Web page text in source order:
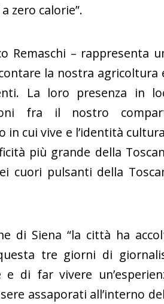
zero calorie”.
Remaschi – rappresenta
la nostra agricoltura
La loro presenza in
fra il nostro
cui vive e l’identità
più grande della
cuori pulsanti della
di Siena “la città ha
tre giorni di
e di far vivere
assaporati all’interno